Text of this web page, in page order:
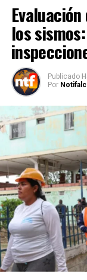
los
Publicado
Por